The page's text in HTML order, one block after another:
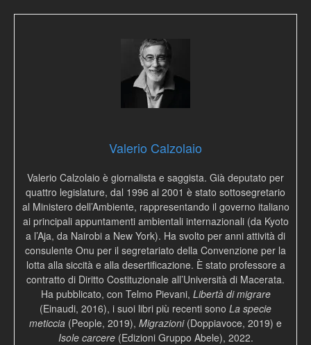
Valerio Calzolaio
Valerio Calzolaio è giornalista e saggista. Già deputato per
quattro legislature, dal 1996 al 2001 è stato sottosegretario
al Ministero dell’Ambiente, rappresentando il governo italiano
ai principali appuntamenti ambientali internazionali (da Kyoto
a l’Aja, da Nairobi a New York). Ha svolto per anni attività di
consulente Onu per il segretariato della Convenzione per la
lotta alla siccità e alla desertificazione. È stato professore a
contratto di Diritto Costituzionale all’Università di Macerata.
Ha pubblicato, con Telmo Pievani, Libertà di migrare
(Einaudi, 2016), i suoi libri più recenti sono La specie
meticcia (People, 2019), Migrazioni(Doppiavoce, 2019) e
Isole carcere (Edizioni Gruppo Abele), 2022.